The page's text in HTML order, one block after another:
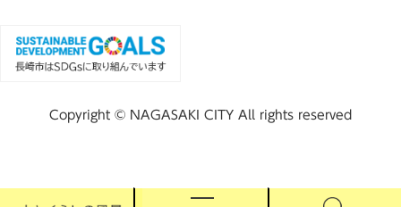
Copyright © NAGASAKI CITY All rights reserved